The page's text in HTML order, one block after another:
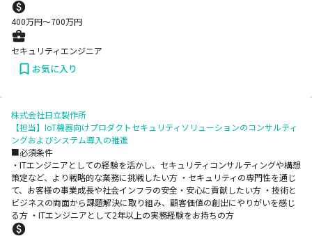
400万円〜700万円
セキュリティエンジニア
お気に入り
株式会社日立製作所
【担当】IoT機器向けプロダクトセキュリティソリューションのコンサルティ
ングおよびシステム導入の推進
■必須条件
・ITエンジニアとしての経験を活かし、セキュリティコンサルティングや構想
策定など、より戦略的な業務に挑戦したい方 ・セキュリティの専門性を通じ
て、お客様の事業成長や社会インフラの安全・安心に貢献したい方 ・技術と
ビジネスの両面から課題解決に取り組み、顧客価値の創出にやりがいを感じ
る方 ・ITエンジニアとして2年以上の実務経験をお持ちの方